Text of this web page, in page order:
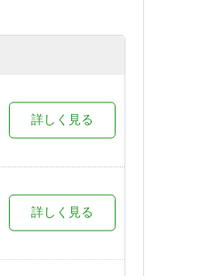
詳しく見る
詳しく見る